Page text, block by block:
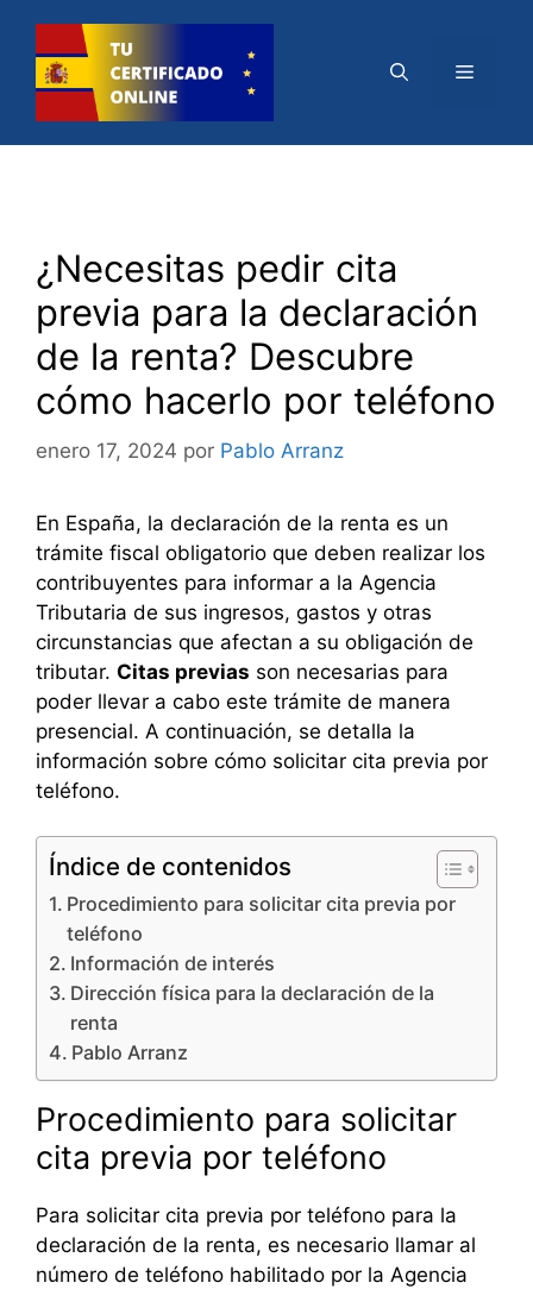
contenido
Menú
¿Necesitas pedir cita
previa para la declaración
de la renta? Descubre
cómo hacerlo por teléfono
enero 17, 2024 por Pablo Arranz
En España, la declaración de la renta es un
trámite fiscal obligatorio que deben realizar los
contribuyentes para informar a la Agencia
Tributaria de sus ingresos, gastos y otras
circunstancias que afectan a su obligación de
tributar. Citas previas son necesarias para
poder llevar a cabo este trámite de manera
presencial. A continuación, se detalla la
información sobre cómo solicitar cita previa por
teléfono.
Índice de contenidos
Procedimiento para solicitar cita previa por
teléfono
Información de interés
Dirección física para la declaración de la
renta
Pablo Arranz
Procedimiento para solicitar
cita previa por teléfono
Para solicitar cita previa por teléfono para la
declaración de la renta, es necesario llamar al
número de teléfono habilitado por la Agencia